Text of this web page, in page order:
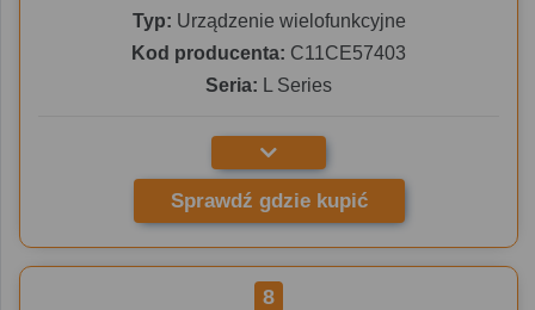
Typ: Urządzenie wielofunkcyjne
Kod producenta: C11CE57403
Seria: L Series
Sprawdź gdzie kupić
8